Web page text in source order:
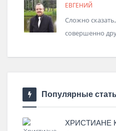
ЕВГЕНИЙ
Сложно
совершенно
Популярные
ХРИСТИАНЕ